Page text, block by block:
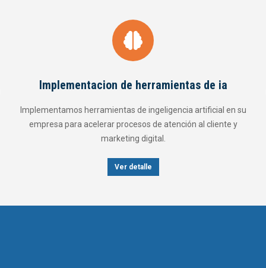
en su
Posicionarmiento en Google (SEO)
Optimizamos tu sitio para que reciba visitas de calidad
Google y otros buscadores y fuentes de tráfico